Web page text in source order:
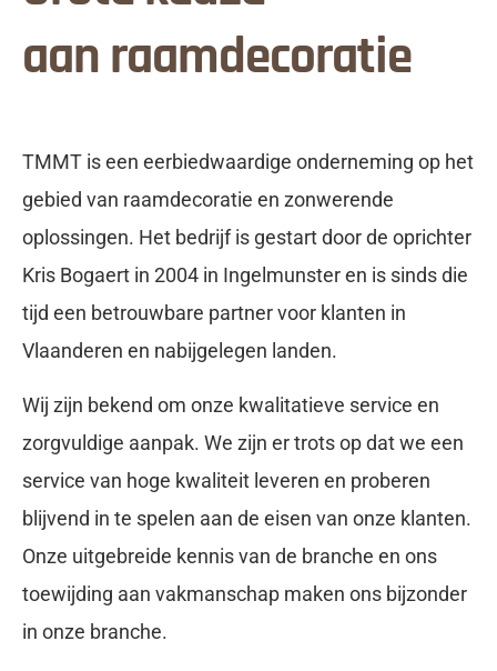
aan raamdecoratie
TMMT is een eerbiedwaardige onderneming op het
gebied van raamdecoratie en zonwerende
oplossingen. Het bedrijf is gestart door de oprichter
Kris Bogaert in 2004 in Ingelmunster en is sinds die
tijd een betrouwbare partner voor klanten in
Vlaanderen en nabijgelegen landen.
Wij zijn bekend om onze kwalitatieve service en
zorgvuldige aanpak. We zijn er trots op dat we een
service van hoge kwaliteit leveren en proberen
blijvend in te spelen aan de eisen van onze klanten.
Onze uitgebreide kennis van de branche en ons
toewijding aan vakmanschap maken ons bijzonder
in onze branche.